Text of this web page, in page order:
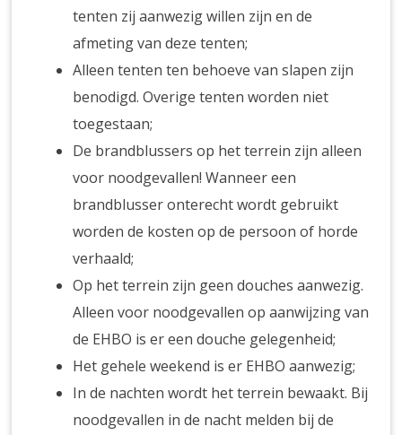
tenten zij aanwezig willen zijn en de
afmeting van deze tenten;
Alleen tenten ten behoeve van slapen zijn
benodigd. Overige tenten worden niet
toegestaan;
De brandblussers op het terrein zijn alleen
voor noodgevallen! Wanneer een
brandblusser onterecht wordt gebruikt
worden de kosten op de persoon of horde
verhaald;
Op het terrein zijn geen douches aanwezig.
Alleen voor noodgevallen op aanwijzing van
de EHBO is er een douche gelegenheid;
Het gehele weekend is er EHBO aanwezig;
In de nachten wordt het terrein bewaakt. Bij
noodgevallen in de nacht melden bij de